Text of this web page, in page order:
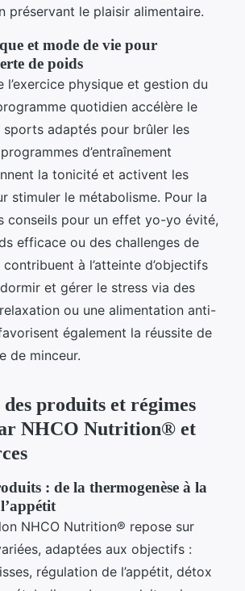
préservant le plaisir alimentaire.
et mode de vie pour
de poids
l’exercice physique et gestion du
quotidien accélère le
sports adaptés pour brûler les
d’entraînement
la tonicité et activent les
stimuler le métabolisme. Pour la
conseils pour un effet yo-yo évité,
efficace ou des challenges de
à l’atteinte d’objectifs
et gérer le stress via des
ou une alimentation anti-
également la réussite de
de minceur.
produits et régimes
NHCO Nutrition® et
: de la thermogenèse à la
NHCO Nutrition® repose sur
adaptées aux objectifs :
régulation de l’appétit, détox